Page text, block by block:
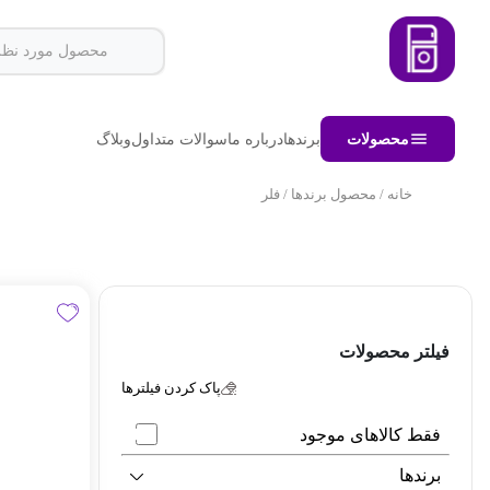
محصولات برندهادرباره ماسوالات متداولوبلاگ
خانه / محصول برندها / فلر
فیلتر محصولات
پاک کردن فیلترها
فقط کالاهای موجود
برندها